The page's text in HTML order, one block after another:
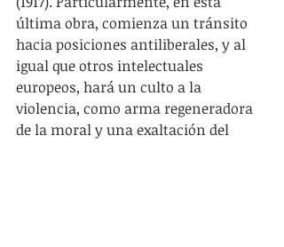
última obra, comienza un tránsito
hacia posiciones antiliberales, y al
igual que otros intelectuales
europeos, hará un culto a la
violencia, como arma regeneradora
de la moral y una exaltación del